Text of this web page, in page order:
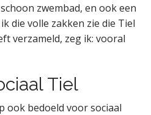
zwembad, en ook een
die volle zakken zie die Tiel
verzameld, zeg ik: vooral
Tiel
ook bedoeld voor sociaal